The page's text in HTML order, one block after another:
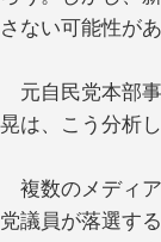
さない可能性が
元自民党本部
晃は、こう分析し
複数のメディ
党議員が落選す